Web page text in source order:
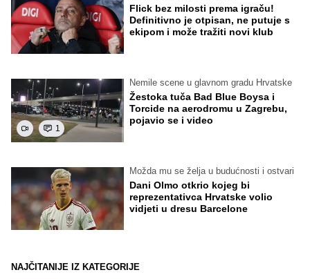
Flick bez milosti prema igraču!
Definitivno je otpisan, ne putuje s
ekipom i može tražiti novi klub
1
Nemile scene u glavnom gradu Hrvatske
Žestoka tuča Bad Blue Boysa i
Torcide na aerodromu u Zagrebu,
pojavio se i video
Možda mu se želja u budućnosti i ostvari
Dani Olmo otkrio kojeg bi
reprezentativca Hrvatske volio
vidjeti u dresu Barcelone
NAJČITANIJE IZ KATEGORIJE